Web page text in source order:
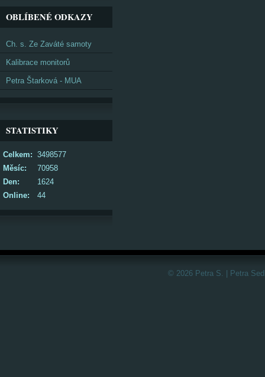
OBLÍBENÉ ODKAZY
Ch. s. Ze Zaváté samoty
Kalibrace monitorů
Petra Štarková - MUA
STATISTIKY
Online: 44
Celkem: 3498577
Měsíc:
70958
Den:
1624
© 2026 Petra S. | Petra